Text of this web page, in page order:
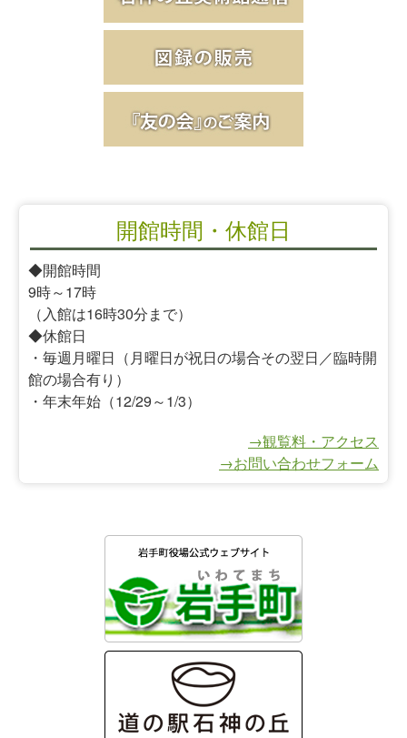
開館時間・休館日
◆開館時間
9時～17時
（入館は16時30分まで）
◆休館日
・毎週月曜日（月曜日が祝日の場合その翌日／臨時開
館の場合有り）
・年末年始（12/29～1/3）
→観覧料・アクセス
→お問い合わせフォーム